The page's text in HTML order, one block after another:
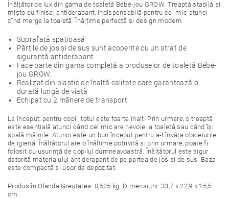
Înălțător de lux din gama de toaletă Bébé-jou GROW. Treaptă stabilă și
mișto cu finisaj antiderapant, indispensabilă pentru cel mic atunci
cînd merge la toaletă. Înălțime perfectă și design modern.
Suprafață spațioasă
Părțile de jos și de sus sunt acoperite cu un strat de
siguranță antiderapant.
Face parte din gama completă a produselor de toaletă Bébé-
jou GROW.
Realizat din plastic de înaltă calitate care garantează o
durată lungă de viață
Echipat cu 2 mânere de transport
La început, pentru copii, totul este foarte înalt. Prin urmare, o treaptă
este esențială atunci când cel mic are nevoie la toaletă sau cănd își
spală mâinile. Atunci este un bun început pentru a-l învăța obiceiurile
de igienă. Înălțătorul are o înălțime potrivită și prin urmare, poate fi
folosit cu ușurință de copilul dumneavoastră. Înălțătorul este sigur
datorită materialului antiderapant de pe partea de jos și de sus. Baza
este compactă și ușor de depozitat.
Produs în Olanda Greutatea: 0,525 kg. Dimensiuni: 33,7 x 22,9 x 15,5
cm